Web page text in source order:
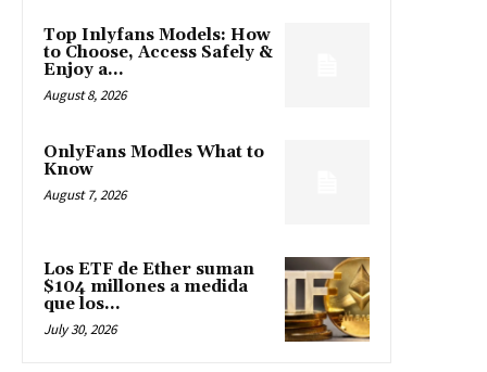
Top Inlyfans Models: How
to Choose, Access Safely &
Enjoy a...
August 8, 2026
OnlyFans Modles What to
Know
August 7, 2026
Los ETF de Ether suman
$104 millones a medida
que los...
July 30, 2026